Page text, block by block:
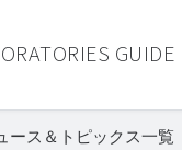
GUIDE
ース＆トピックス一覧